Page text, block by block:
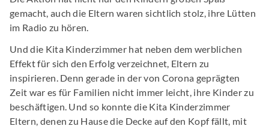
gemacht, auch die Eltern waren sichtlich stolz, ihre Lütten
im Radio zu hören.
Und die Kita Kinderzimmer hat neben dem werblichen
Effekt für sich den Erfolg verzeichnet, Eltern zu
inspirieren. Denn gerade in der von Corona geprägten
Zeit war es für Familien nicht immer leicht, ihre Kinder zu
beschäftigen. Und so konnte die Kita Kinderzimmer
Eltern, denen zu Hause die Decke auf den Kopf fällt, mit